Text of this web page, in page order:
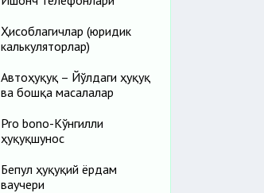
Ҳисоблагичлар (юридик
калькуляторлар)
Автоҳуқуқ – Йўлдаги ҳуқуқ
ва бошқа масалалар
Pro bono-Кўнгилли
ҳуқуқшунос
Бепул ҳуқуқий ёрдам
ваучери